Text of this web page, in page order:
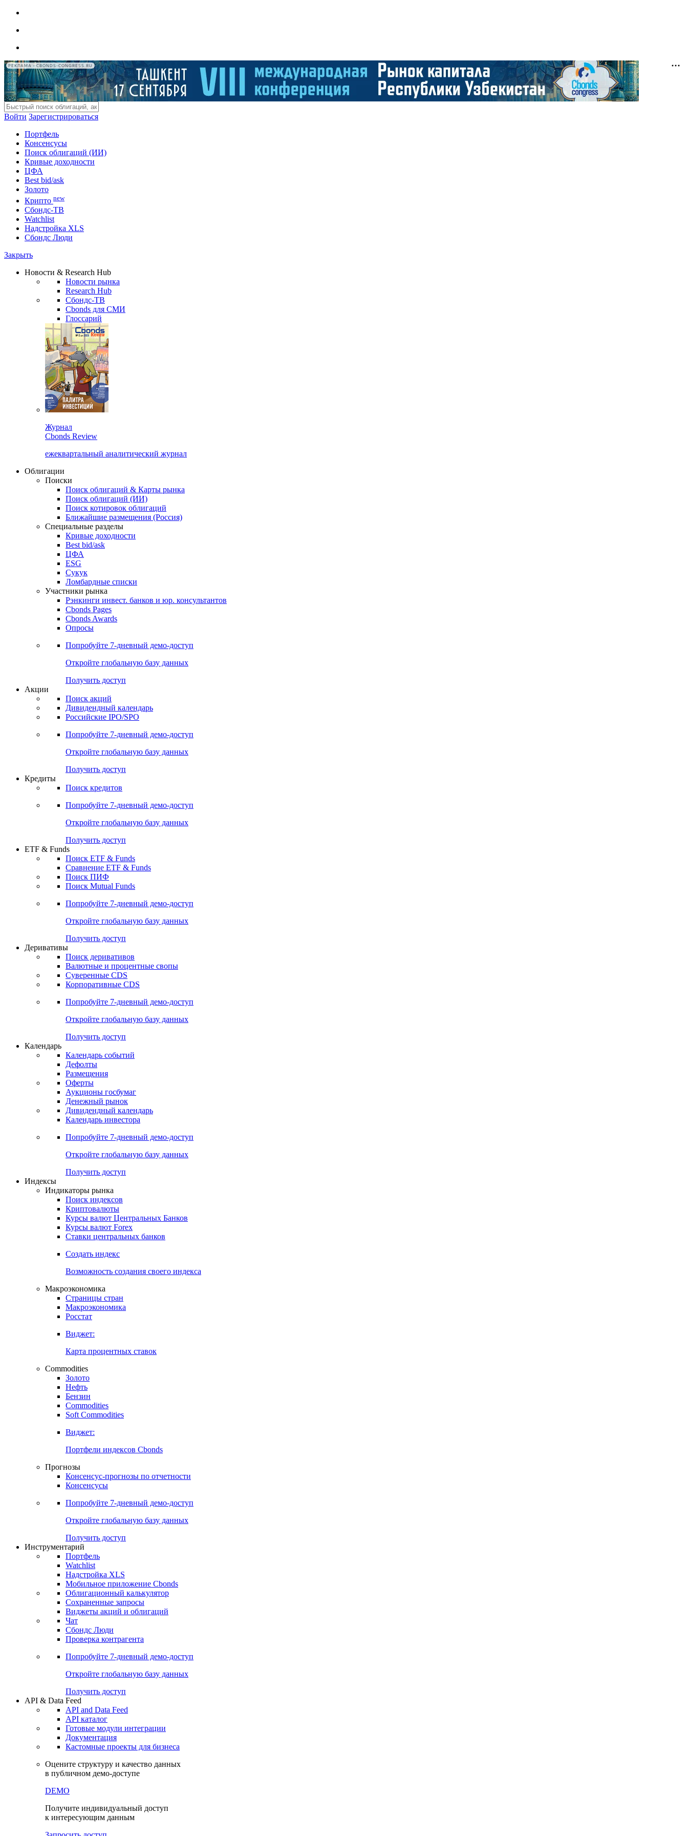
РЕКЛАМА • CBONDS-CONGRESS.RU
Войти Зарегистрироваться
Портфель
Консенсусы
Поиск облигаций (ИИ)
Кривые доходности
ЦФА
Best bid/ask
Золото
Крипто new
Сбондс-ТВ
Watchlist
Надстройка XLS
Сбондс Люди
Закрыть
Новости & Research Hub
Новости рынка
Research Hub
Сбондс-ТВ
Cbonds для СМИ
Глоссарий
Журнал
Cbonds Review
ежеквартальный аналитический журнал
Облигации
Поиски
Поиск облигаций & Карты рынка
Поиск облигаций (ИИ)
Поиск котировок облигаций
Ближайшие размещения (Россия)
Специальные разделы
Кривые доходности
Best bid/ask
ЦФА
ESG
Сукук
Ломбардные списки
Участники рынка
Рэнкинги инвест. банков и юр. консультантов
Cbonds Pages
Cbonds Awards
Опросы
Попробуйте 7-дневный демо-доступ
Откройте глобальную базу данных
Получить доступ
Акции
Поиск акций
Дивидендный календарь
Российские IPO/SPO
Попробуйте 7-дневный демо-доступ
Откройте глобальную базу данных
Получить доступ
Кредиты
Поиск кредитов
Попробуйте 7-дневный демо-доступ
Откройте глобальную базу данных
Получить доступ
ETF & Funds
Поиск ETF & Funds
Сравнение ETF & Funds
Поиск ПИФ
Поиск Mutual Funds
Попробуйте 7-дневный демо-доступ
Откройте глобальную базу данных
Получить доступ
Деривативы
Поиск деривативов
Валютные и процентные свопы
Суверенные CDS
Корпоративные CDS
Попробуйте 7-дневный демо-доступ
Откройте глобальную базу данных
Получить доступ
Календарь
Календарь событий
Дефолты
Размещения
Оферты
Аукционы госбумаг
Денежный рынок
Дивидендный календарь
Календарь инвестора
Попробуйте 7-дневный демо-доступ
Откройте глобальную базу данных
Получить доступ
Индексы
Индикаторы рынка
Поиск индексов
Криптовалюты
Курсы валют Центральных Банков
Курсы валют Forex
Ставки центральных банков
Создать индекс
Возможность создания своего индекса
Макроэкономика
Страницы стран
Макроэкономика
Росстат
Виджет:
Карта процентных ставок
Commodities
Золото
Нефть
Бензин
Commodities
Soft Commodities
Виджет:
Портфели индексов Cbonds
Прогнозы
Консенсус-прогнозы по отчетности
Консенсусы
Попробуйте 7-дневный демо-доступ
Откройте глобальную базу данных
Получить доступ
Инструментарий
Портфель
Watchlist
Надстройка XLS
Мобильное приложение Cbonds
Облигационный калькулятор
Сохраненные запросы
Виджеты акций и облигаций
Чат
Сбондс Люди
Проверка контрагента
Попробуйте 7-дневный демо-доступ
Откройте глобальную базу данных
Получить доступ
API & Data Feed
API and Data Feed
API каталог
Готовые модули интеграции
Документация
Кастомные проекты для бизнеса
Оцените структуру и качество данных
в публичном демо-доступе
DEMO
Получите индивидуальный доступ
к интересующим данным